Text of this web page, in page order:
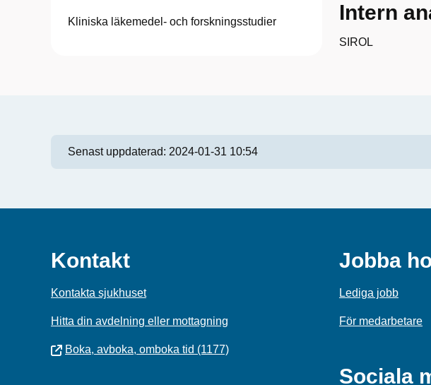
Kliniska läkemedel- och forskningsstudier Intern
SIROL
Senast uppdaterad: 2024-01-31 10:54
Kontakt
Kontakta sjukhuset
Hitta din avdelning eller mottagning
Boka, avboka, omboka tid (1177)
Jobba
Lediga jobb
För medarbetare
Sociala